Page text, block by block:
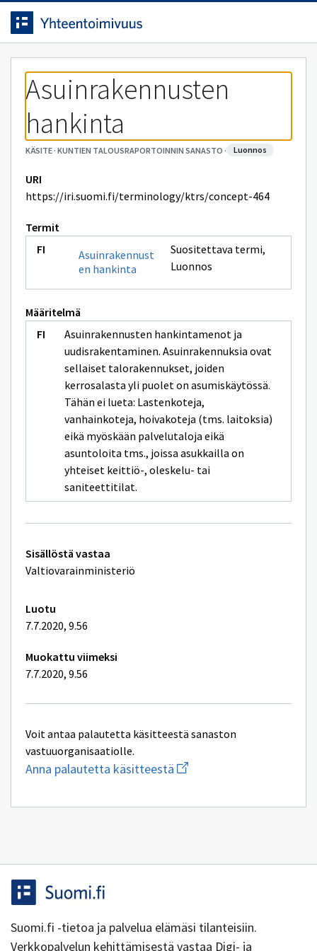
Siirrytty
sivulle
Siirry suoraan sisältöön.
Asuinrakennusten
hankinta
KÄSITE· KUNTIEN TALOUSRAPORTOINNIN SANASTO · luonnos
URI
https://iri.suomi.fi/terminology/ktrs/concept-464
Termit
Asuinrakennust
en hankinta
Suositettava termi,
Luonnos
Määritelmä
Asuinrakennusten hankintamenot ja
uudisrakentaminen. Asuinrakennuksia ovat
sellaiset talorakennukset, joiden
kerrosalasta yli puolet on asumiskäytössä.
Tähän ei lueta: Lastenkoteja,
vanhainkoteja, hoivakoteja (tms. laitoksia)
eikä myöskään palvelutaloja eikä
asuntoloita tms., joissa asukkailla on
yhteiset keittiö-, oleskelu- tai
saniteettitilat.
Tekniset
lisätiedot
Sisällöstä vastaa
Valtiovarainministeriö
Luotu
7.7.2020, 9.56
Muokattu viimeksi
7.7.2020, 9.56
Voit antaa palautetta käsitteestä sanaston
vastuuorganisaatiolle.
Anna palautetta käsitteestä Aloita
uuden
kirjoitus
Suomi.fi -tietoa ja palvelua elämäsi tilanteisiin.
Verkkopalvelun kehittämisestä vastaa Digi- ja